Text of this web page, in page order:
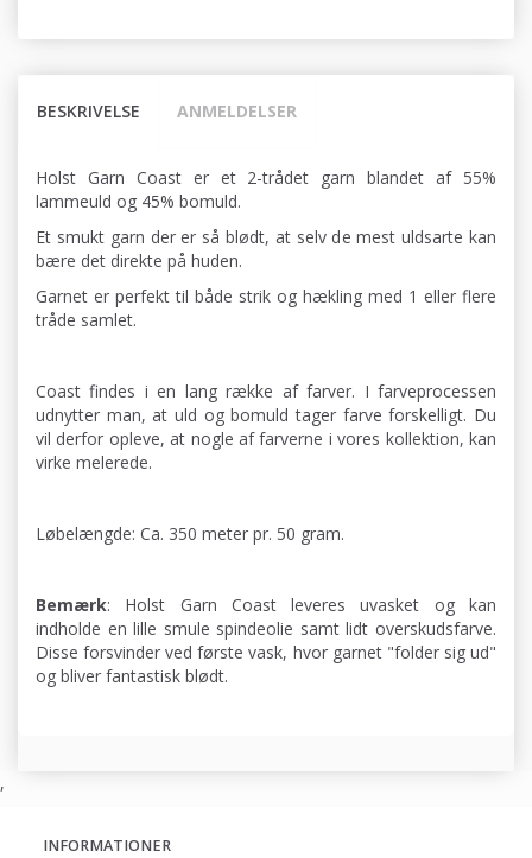
BESKRIVELSE ANMELDELSER
Holst Garn Coast er et 2-trådet garn blandet af 55%
lammeuld og 45% bomuld.
Et smukt garn der er så blødt, at selv de mest uldsarte kan
bære det direkte på huden.
Garnet er perfekt til både strik og hækling med 1 eller flere
tråde samlet.
Coast findes i en lang række af farver. I farveprocessen
udnytter man, at uld og bomuld tager farve forskelligt. Du
vil derfor opleve, at nogle af farverne i vores kollektion, kan
virke melerede.
Løbelængde: Ca. 350 meter pr. 50 gram.
Bemærk: Holst Garn Coast leveres uvasket og kan
indholde en lille smule spindeolie samt lidt overskudsfarve.
Disse forsvinder ved første vask, hvor garnet "folder sig ud"
og bliver fantastisk blødt.
,
INFORMATIONER